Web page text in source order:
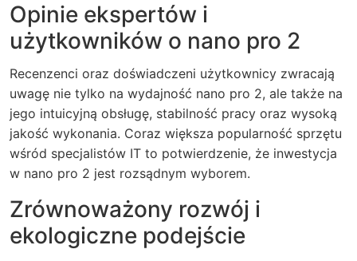
Opinie ekspertów i
użytkowników o nano pro 2
Recenzenci oraz doświadczeni użytkownicy zwracają
uwagę nie tylko na wydajność nano pro 2, ale także na
jego intuicyjną obsługę, stabilność pracy oraz wysoką
jakość wykonania. Coraz większa popularność sprzętu
wśród specjalistów IT to potwierdzenie, że inwestycja
w nano pro 2 jest rozsądnym wyborem.
Zrównoważony rozwój i
ekologiczne podejście